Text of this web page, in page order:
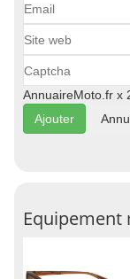
AnnuaireMoto.fr x